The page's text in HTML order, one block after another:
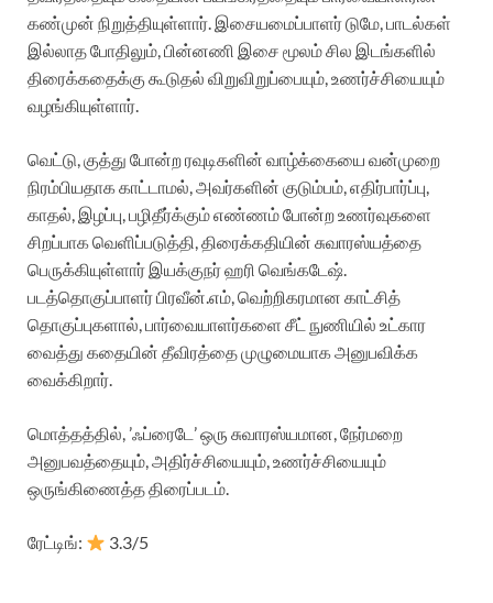
கண்முன் நிறுத்தியுள்ளார். இசையமைப்பாளர் டுமே, பாடல்கள்
இல்லாத போதிலும், பின்னணி இசை மூலம் சில இடங்களில்
திரைக்கதைக்கு கூடுதல் விறுவிறுப்பையும், உணர்ச்சியையும்
வழங்கியுள்ளார்.
வெட்டு, குத்து போன்ற ரவுடிகளின் வாழ்க்கையை வன்முறை
நிரம்பியதாக காட்டாமல், அவர்களின் குடும்பம், எதிர்பார்ப்பு,
காதல், இழப்பு, பழிதீர்க்கும் எண்ணம் போன்ற உணர்வுகளை
சிறப்பாக வெளிப்படுத்தி, திரைக்கதியின் சுவாரஸ்யத்தை
பெருக்கியுள்ளார் இயக்குநர் ஹரி வெங்கடேஷ்.
படத்தொகுப்பாளர் பிரவீன்.எம், வெற்றிகரமான காட்சித்
தொகுப்புகளால், பார்வையாளர்களை சீட் நுணியில் உட்கார
வைத்து கதையின் தீவிரத்தை முழுமையாக அனுபவிக்க
வைக்கிறார்.
மொத்தத்தில், ’ஃப்ரைடே’ ஒரு சுவாரஸ்யமான, நேர்மறை
அனுபவத்தையும், அதிர்ச்சியையும், உணர்ச்சியையும்
ஒருங்கிணைத்த திரைப்படம்.
ரேட்டிங்: 3.3/5